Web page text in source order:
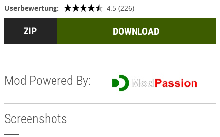
Userbewertung: 4.5 (226)
DOWNLOAD
Mod Powered By:
Screenshots